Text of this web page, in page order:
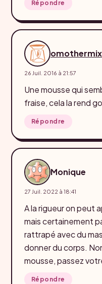
Répondre
26 Juil. 2016 à 21:57
Une mousse qui
fraise, cela la rend
Répondre
Monique
27 Juil. 2022 à 18:41
A la rigueur on peut
mais certainement
rattrapé avec du
donner du corps.
mousse, passez
Répondre